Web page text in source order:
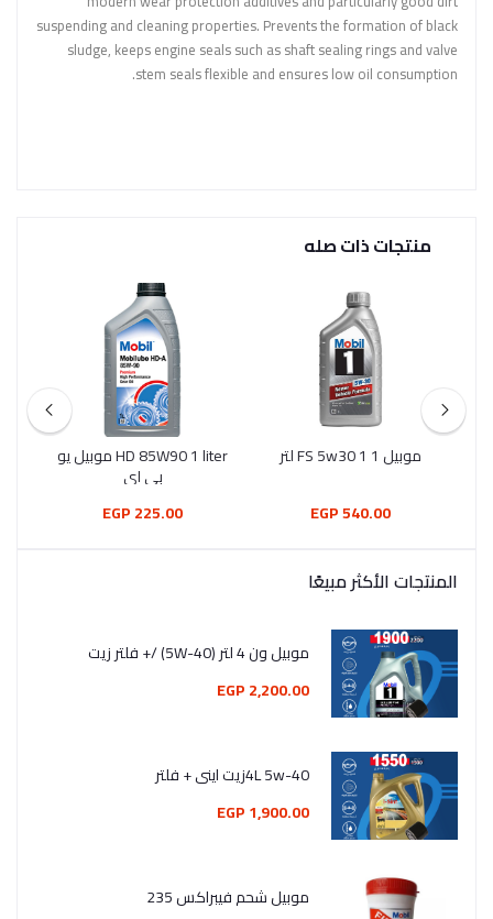
suspending and cleaning properties. Prevents the formation of black
sludge, keeps engine seals such as shaft sealing rings and valve
stem seals flexible and ensures low oil consumption.
منتجات ذات صله
موبيل 1 FS 5w30 1 لتر
540.00 EGP
HD 85W90 1 liter موبيل يو
بي اي
225.00 EGP
المنتجات الأكثر مبيعًا
موبيل ون 4 لتر (5W-40) /+ فلتر زيت
2,200.00 EGP
4L 5w-40زيت اينى + فلتر
1,900.00 EGP
موبيل شحم فيبراكس 235